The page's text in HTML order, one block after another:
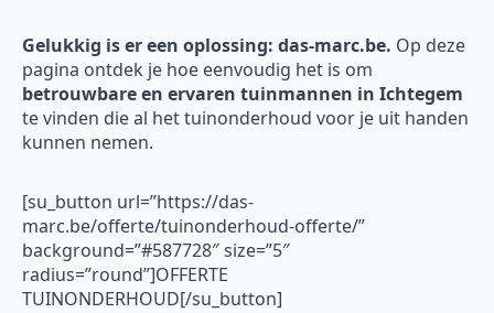
Gelukkig is er een oplossing: das-marc.be. Op deze
pagina ontdek je hoe eenvoudig het is om
betrouwbare en ervaren tuinmannen in Ichtegem
te vinden die al het tuinonderhoud voor je uit handen
kunnen nemen.
[su_button url=”https://das-
marc.be/offerte/tuinonderhoud-offerte/”
background=”#587728″ size=”5″
radius=”round”]OFFERTE
TUINONDERHOUD[/su_button]